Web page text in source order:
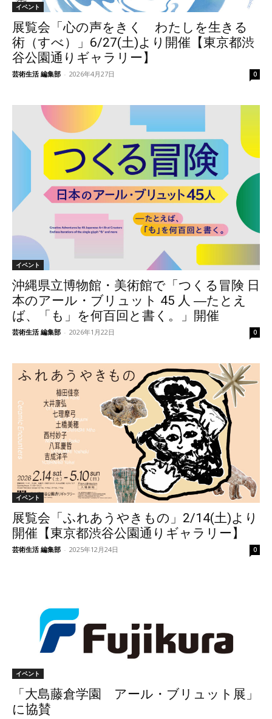
イベント
展覧会「心の声をきく わたしを生きる
術（すべ）」6/27(土)より開催【東京都渋
谷公園通りギャラリー】
芸術生活 編集部 - 2026年4月27日 0
イベント
沖縄県立博物館・美術館で「つくる冒険 日
本のアール・ブリュット 45 人 ―たとえ
ば、「も」を何百回と書く。」開催
芸術生活 編集部 - 2026年1月22日 0
イベント
展覧会「ふれあうやきもの」2/14(土)より
開催【東京都渋谷公園通りギャラリー】
芸術生活 編集部 - 2025年12月24日 0
イベント
「大島藤倉学園 アール・ブリュット展」
に協賛